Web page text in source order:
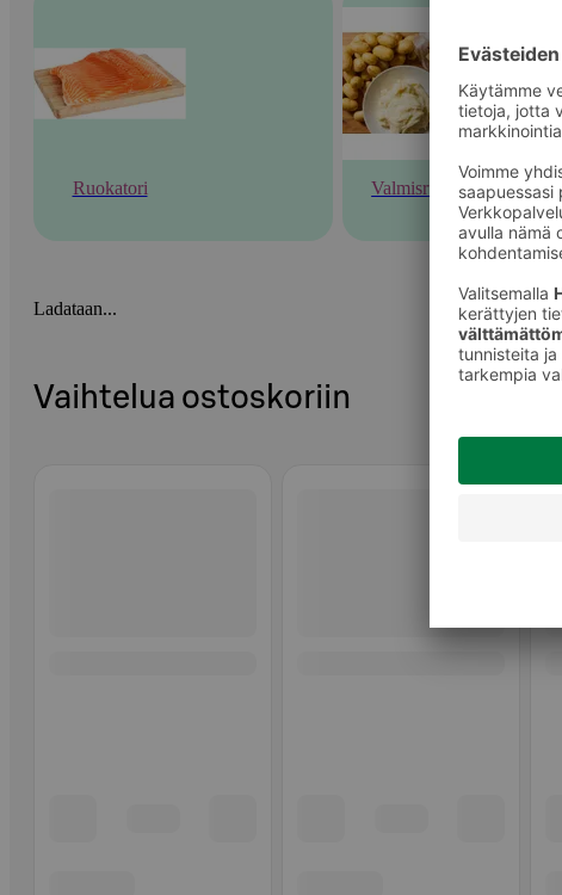
Ruokatori Valmisruoka
Ladataan...
Vaihtelua ostoskoriin